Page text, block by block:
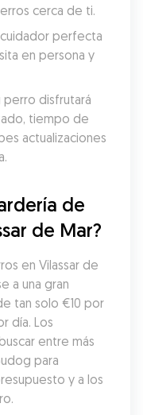
cerca de ti.
cuidador perfecta
en persona y
perro disfrutará
tiempo de
actualizaciones
de
de Mar?
en Vilassar de
a una gran
tan solo €10 por
día. Los
entre más
para
y a los